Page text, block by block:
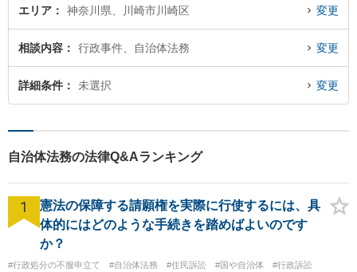
エリア 神奈川県、川崎市川崎区 変更
相談内容 行政事件、自治体法務 変更
詳細条件 未選択 変更
自治体法務の法律Q&Aランキング
1
憲法の保障する請願権を実際に行使するには、具
体的にはどのような手続きを踏めばよいのです
か？
#行政処分の不服申立て #自治体法務 #住民訴訟 #国や自治体 #行政訴訟